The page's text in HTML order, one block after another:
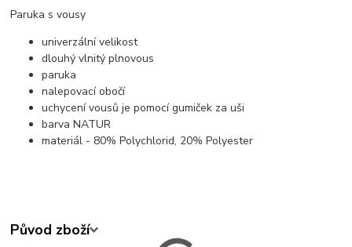
Paruka s vousy
univerzální velikost
dlouhý vlnitý plnovous
paruka
nalepovací obočí
uchycení vousů je pomocí gumiček za uši
barva NATUR
materiál - 80% Polychlorid, 20% Polyester
Původ zboží